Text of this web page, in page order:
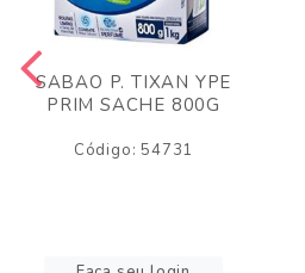
SABAO P. TIXAN YPE
PRIM SACHE 800G
Código: 54731